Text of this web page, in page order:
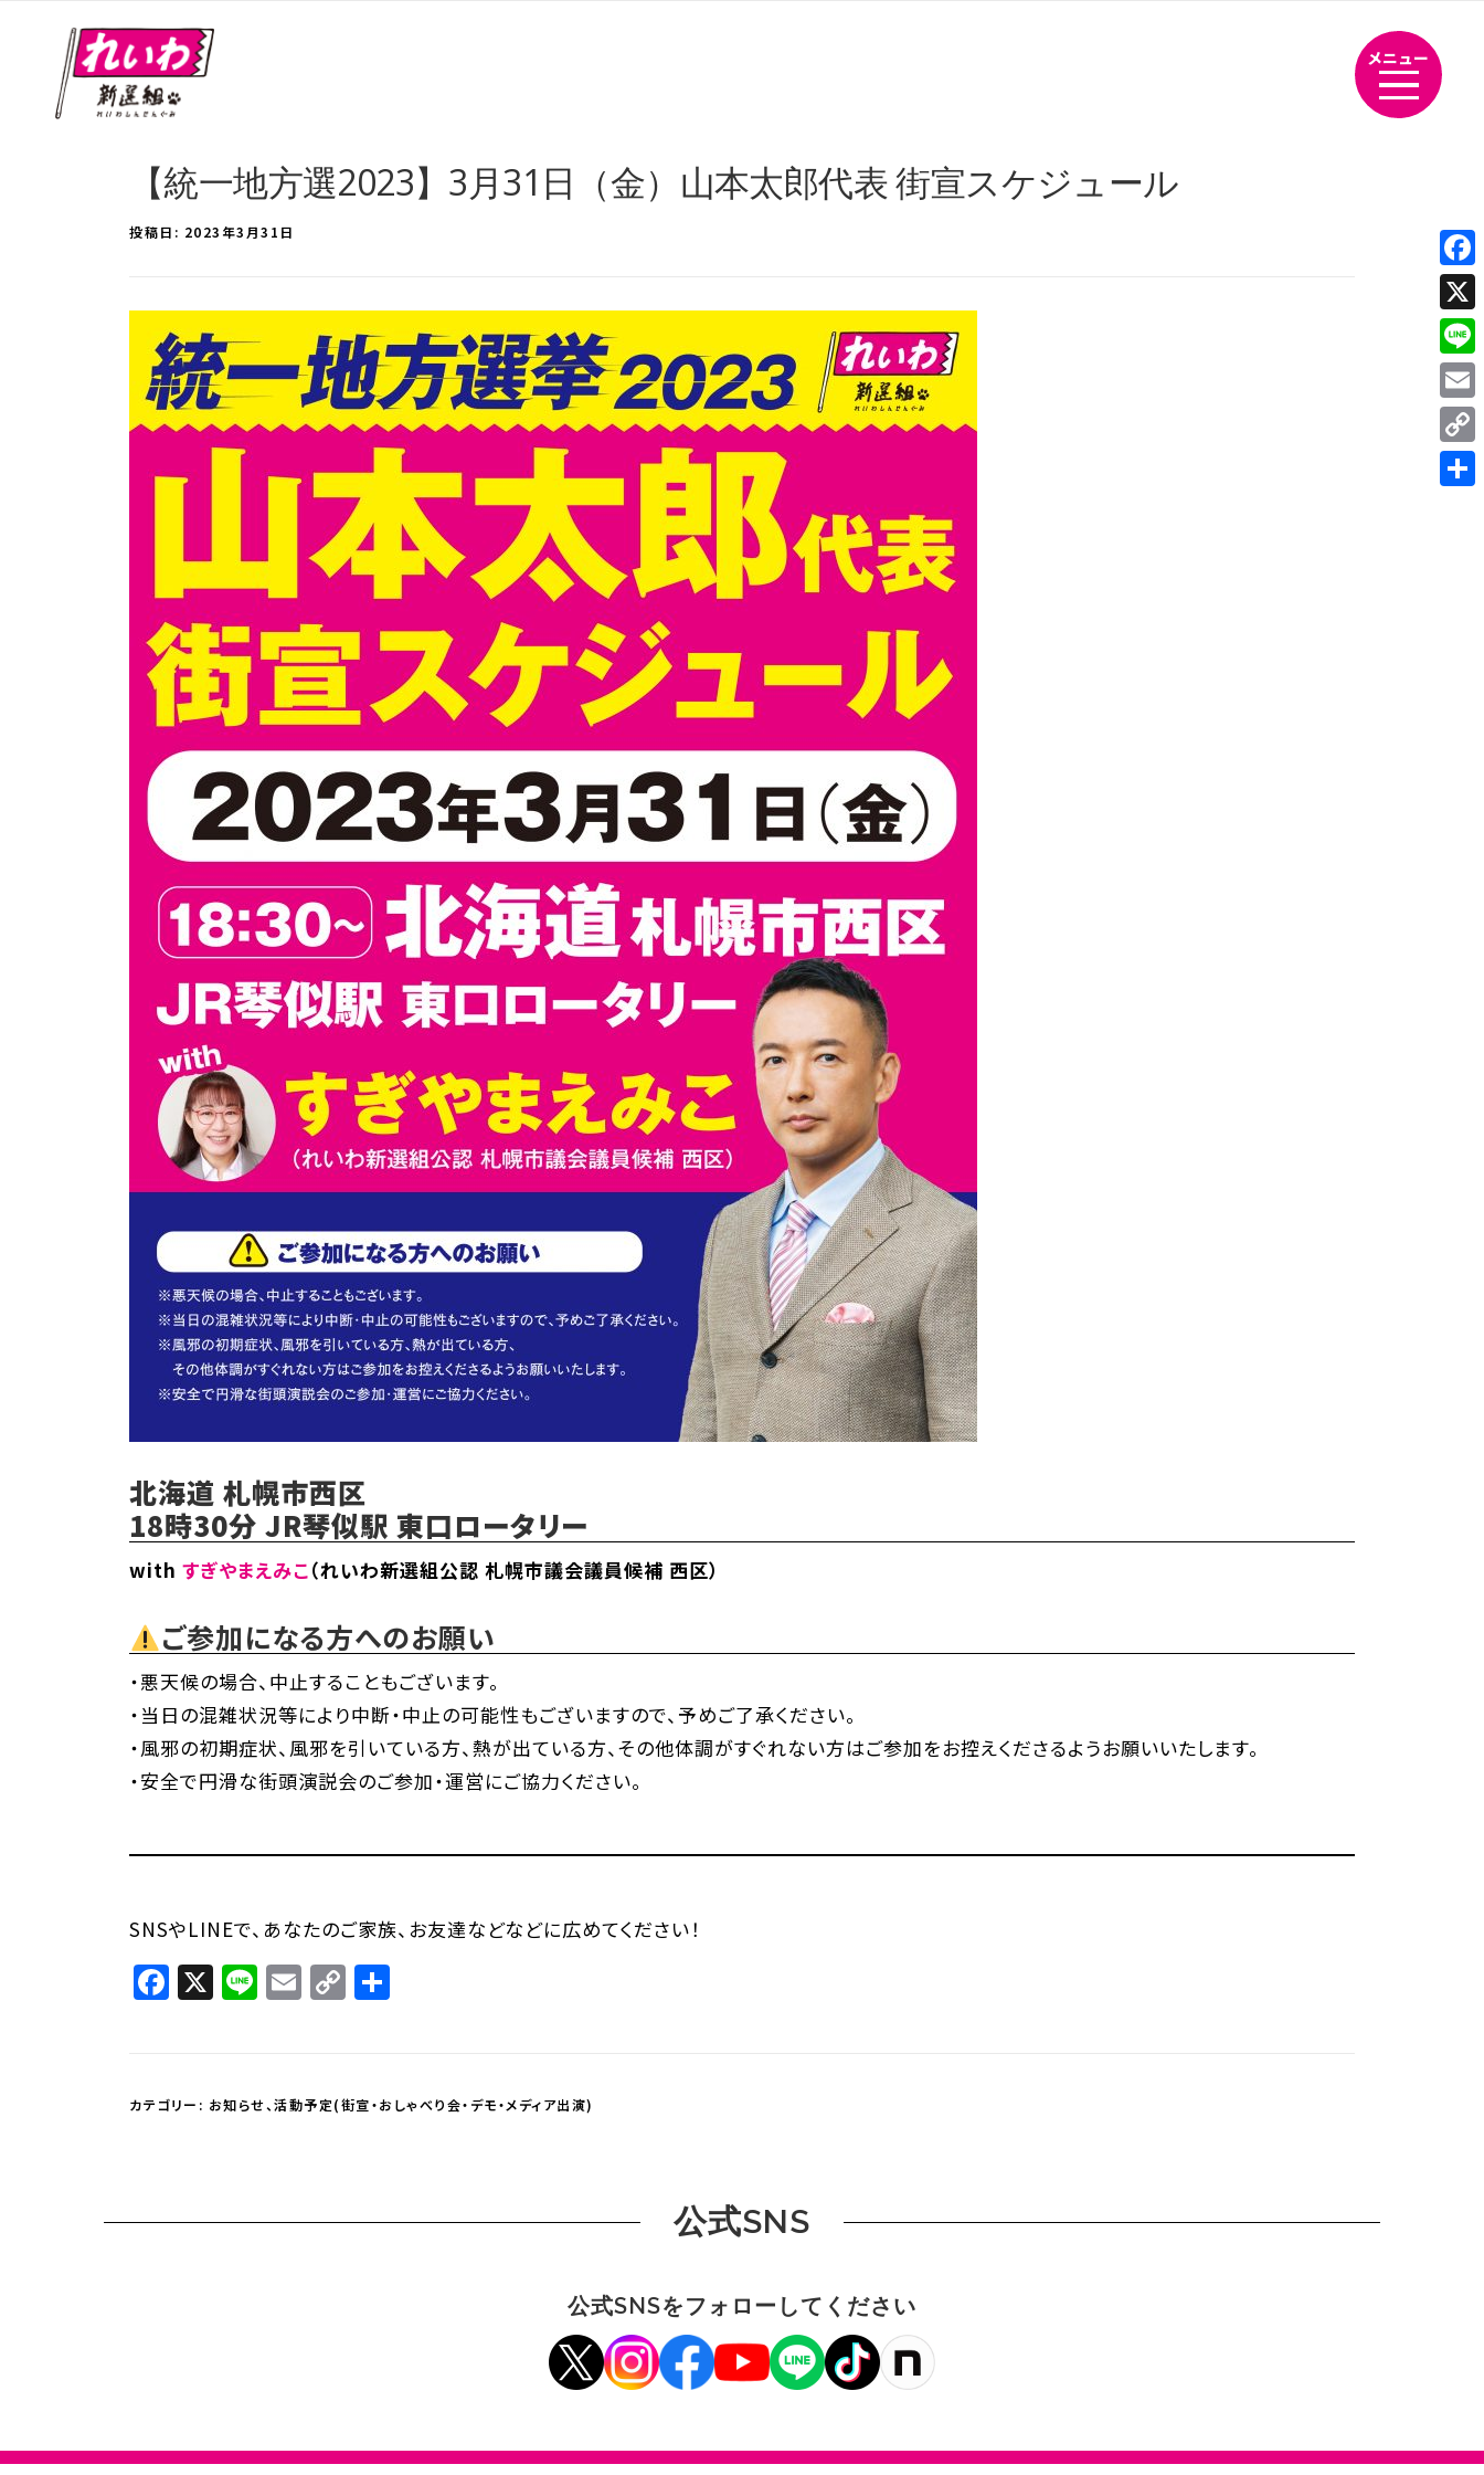
メニュー
【統一地方選2023】3月31日（金）山本太郎代表 街宣スケジュール
投稿日: 2023年3月31日
北海道 札幌市西区
18時30分 JR琴似駅 東口ロータリー
with すぎやまえみこ（れいわ新選組公認 札幌市議会議員候補 西区）
ご参加になる方へのお願い
・悪天候の場合、中止することもございます。
・当日の混雑状況等により中断・中止の可能性もございますので、予めご了承ください。
・風邪の初期症状、風邪を引いている方、熱が出ている方、その他体調がすぐれない方はご参加をお控えくださるようお願いいたします。
・安全で円滑な街頭演説会のご参加・運営にご協力ください。
SNSやLINEで、あなたのご家族、お友達などなどに広めてください！
Facebook
X LineEmail
Copy
カテゴリー: お知らせ、活動予定(街宣・おしゃべり会・デモ・メディア出演)
公式SNS
公式SNSをフォローしてください
X
Line
Link